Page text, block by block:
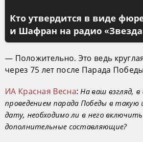
Кто утвердится в виде
и Шафран на радио
— Положительно. Это ведь
через 75 лет после Парада
ИА Красная Весна:На ваш взгляд, в
проведением парада Победы в такую
дату, необходимо ли в него
дополнительные составляющие?